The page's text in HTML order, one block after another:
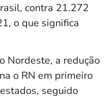
contra 21.272
o que significa
Nordeste, a redução
o RN em primeiro
seguido